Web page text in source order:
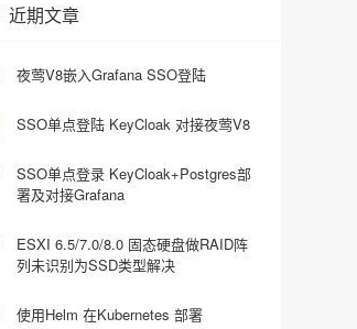
近期文章
夜莺V8嵌入Grafana SSO登陆
SSO单点登陆 KeyCloak 对接夜莺V8
SSO单点登录 KeyCloak+Postgres部
署及对接Grafana
ESXI 6.5/7.0/8.0 固态硬盘做RAID阵
列未识别为SSD类型解决
使用Helm 在Kubernetes 部署